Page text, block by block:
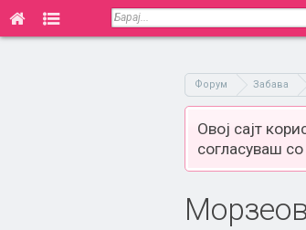
Форум Забава
Овој сајт
согласуваш